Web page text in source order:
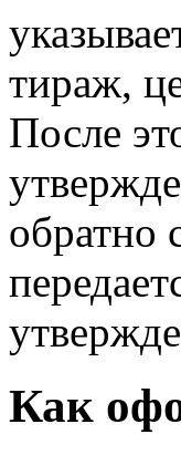
тираж,
После
обратно
Как